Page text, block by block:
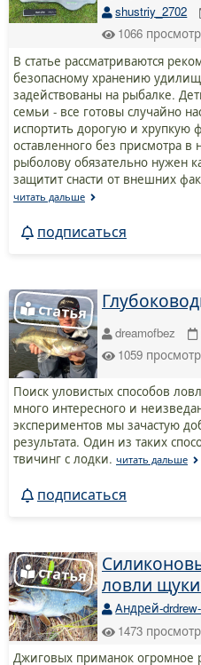
shustriy_2702
1066
В статье рассматриваются
безопасному хранению
задействованы на рыбалке.
семьи - все готовы случайно
испортить дорогую и хрупкую
оставленного без присмотра
рыболову обязательно нужен
защитит снасти от внешних
читать дальше
подписаться
dreamofbez
1059
Поиск уловистых способов
много интересного и
экспериментов мы зачастую
результата. Один из таких
твичинг с лодки. читать дальше
подписаться
ловли
Андрей-
1473
Джиговых приманок огромное